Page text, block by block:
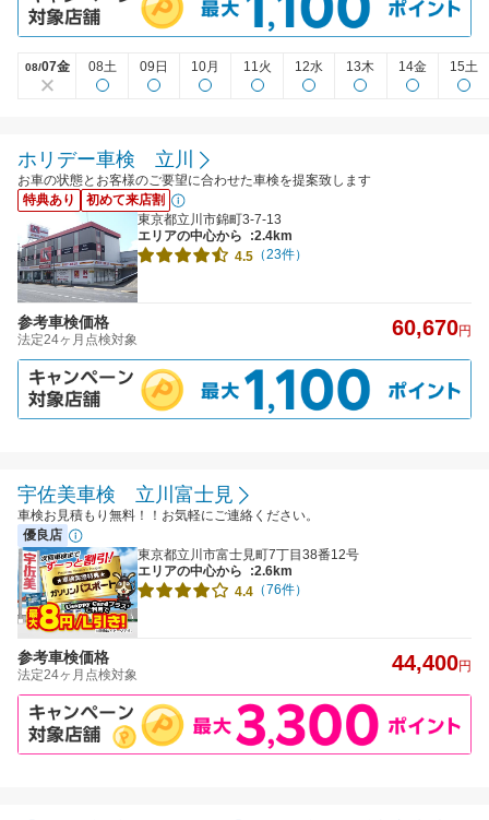
08/07金 08土 09日 10月 11火 12水 13木 14金 15土
ホリデー車検 立川
お車の状態とお客様のご要望に合わせた車検を提案致します
特典あり
初めて来店割
東京都立川市錦町3-7-13
エリアの中心から
:2.4km
4.5 （23件）
参考車検価格
法定24ヶ月点検対象 60,670円
宇佐美車検 立川富士見
車検お見積もり無料！！お気軽にご連絡ください。
優良店
東京都立川市富士見町7丁目38番12号
エリアの中心から
:2.6km
4.4 （76件）
参考車検価格
法定24ヶ月点検対象 44,400円